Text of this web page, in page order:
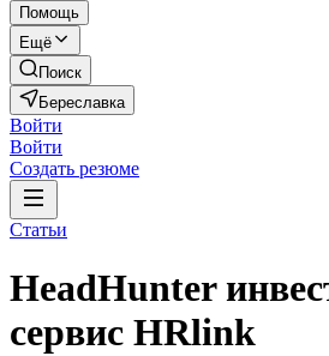
Помощь
Ещё
Поиск
Береславка
Войти
Войти
Создать резюме
Статьи
HeadHunter
сервис HRlink